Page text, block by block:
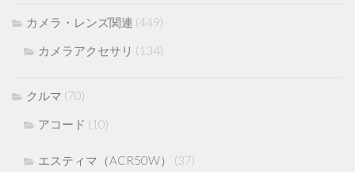
カメラ・レンズ関連 (449)
カメラアクセサリ (134)
クルマ (70)
アコード (10)
エスティマ（ACR50W） (37)